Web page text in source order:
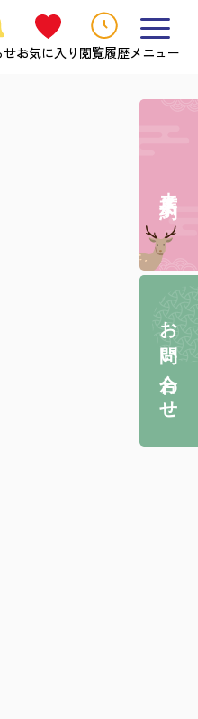
せお気に入り 閲覧履歴メニュー
お問い合わせ